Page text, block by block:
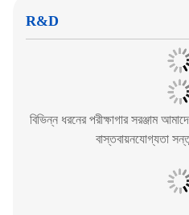
R&D
বিভিন্ন ধরনের পরীক্ষাগার সরঞ্জাম
বাস্তবায়নযোগ্যতা